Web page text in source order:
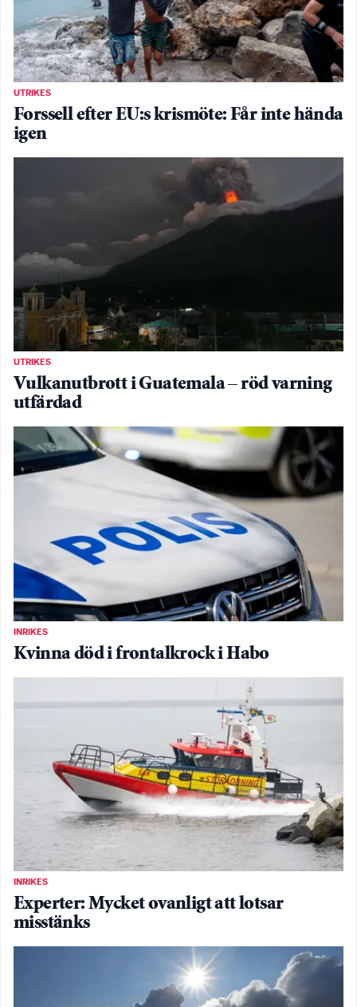
UTRIKES
Forssell efter EU:s krismöte: Får inte hända
igen
UTRIKES
Vulkanutbrott i Guatemala – röd varning
utfärdad
INRIKES
Kvinna död i frontalkrock i Habo
INRIKES
Experter: Mycket ovanligt att lotsar
misstänks